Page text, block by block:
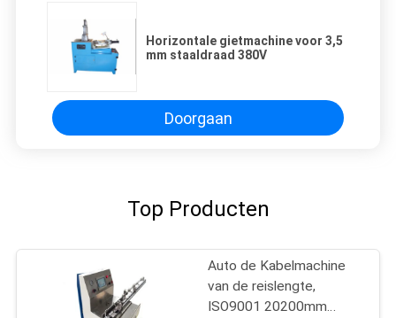
Horizontale gietmachine voor 3,5
mm staaldraad 380V
Doorgaan
Top Producten
Auto de Kabelmachine
van de reislengte,
ISO9001 20200mm